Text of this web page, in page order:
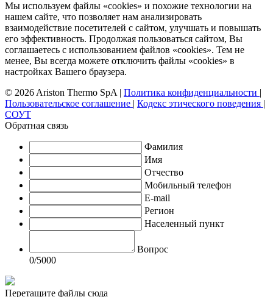
Мы используем файлы «cookies» и похожие технологии на
нашем сайте, что позволяет нам анализировать
взаимодействие посетителей с сайтом, улучшать и повышать
его эффективность. Продолжая пользоваться сайтом, Вы
соглашаетесь с использованием файлов «cookies». Тем не
менее, Вы всегда можете отключить файлы «cookies» в
настройках Вашего браузера.
© 2026 Ariston Thermo SpA | Политика конфиденциальности |
Пользовательское соглашение | Кодекс этического поведения |
СОУТ
Обратная связь
Фамилия
Имя
Отчество
Мобильный телефон
E-mail
Регион
Населенный пункт
Вопрос
0/5000
Перетащите файлы сюда